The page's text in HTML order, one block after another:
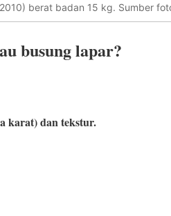
berat badan 15 kg. Sumber
busung lapar?
karat) dan tekstur.